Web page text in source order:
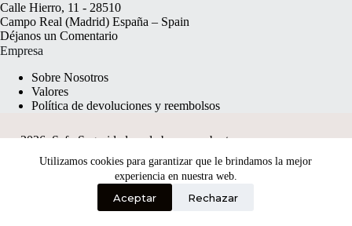
Utilizamos cookies para garantizar que le brindamos la mejor
experiencia en nuestra web.
Aceptar Rechazar
Calle Hierro, 11 - 28510
Campo Real (Madrid) España – Spain
Déjanos un Comentario
Empresa
Sobre Nosotros
Valores
Política de devoluciones y reembolsos
2026, Safy Seguridad made byanyweb.pt